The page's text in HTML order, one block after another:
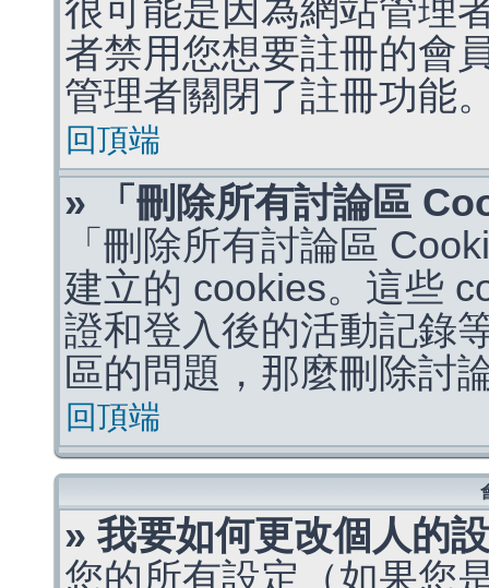
很可能是因為網站管理
者禁用您想要註冊的會
管理者關閉了註冊功能
回頂端
» 「刪除所有討論區
「刪除所有討論區
建立的 cookies。這些
證和登入後的活動記錄
區的問題，那麼刪除討
回頂端
» 我要如何更改個人的
您的所有設定（如果您